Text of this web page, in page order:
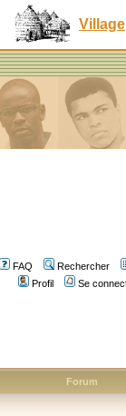
Village
FAQ
Rechercher
Profil
Se
Forum